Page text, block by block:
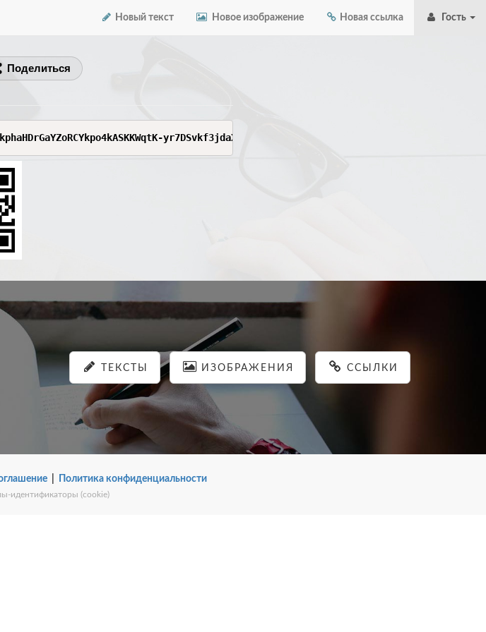
Новый текст Новое изображение Новая ссылка Гость
Поделиться
ТЕКСТЫ ИЗОБРАЖЕНИЯ ССЫЛКИ
| Политика конфиденциальности
идентификаторы (cookie)